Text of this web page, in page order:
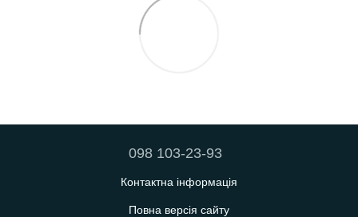
098 103-23-93
Контактна інформація
Повна версія сайту